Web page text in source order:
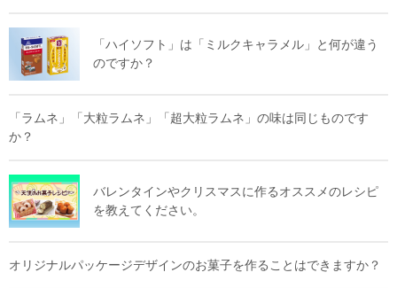
「ハイソフト」は「ミルクキャラメル」と何が違う
のですか？
「ラムネ」「大粒ラムネ」「超大粒ラムネ」の味は同じものです
か？
バレンタインやクリスマスに作るオススメのレシピ
を教えてください。
オリジナルパッケージデザインのお菓子を作ることはできますか？